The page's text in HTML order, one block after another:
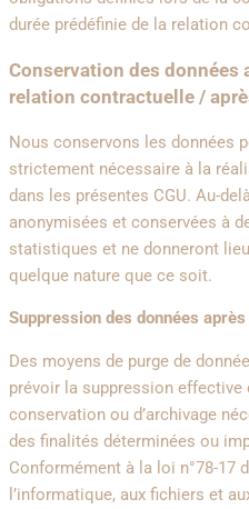
durée prédéfinie de la relation
Conservation des données
relation contractuelle /
Nous conservons les données
strictement nécessaire à la
dans les présentes CGU. Au-
anonymisées et conservées à
statistiques et ne donneront
quelque nature que ce soit.
Suppression des données
Des moyens de purge de
prévoir la suppression effective
conservation ou d’archivage
des finalités déterminées ou
Conformément à la loi n°78-17
l’informatique, aux fichiers et